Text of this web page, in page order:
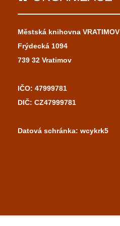
Městská knihovna VRATIMOV
Frýdecká 1094
739 32 Vratimov
IČO: 47999781
DIČ: CZ47999781
Datová schránka: wcykrk5